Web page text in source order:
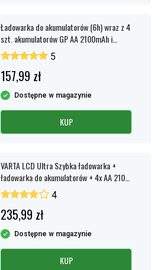
Ładowarka do akumulatorów (6h) wraz z 4
szt. akumulatorów GP AA 2100mAh i
stacją ładowania5
157,99 zł
Dostępne w magazynie
KUP
VARTA LCD Ultra Szybka ładowarka +
ładowarka do akumulatorów + 4x AA 2100
mAh
4
235,99 zł
Dostępne w magazynie
KUP